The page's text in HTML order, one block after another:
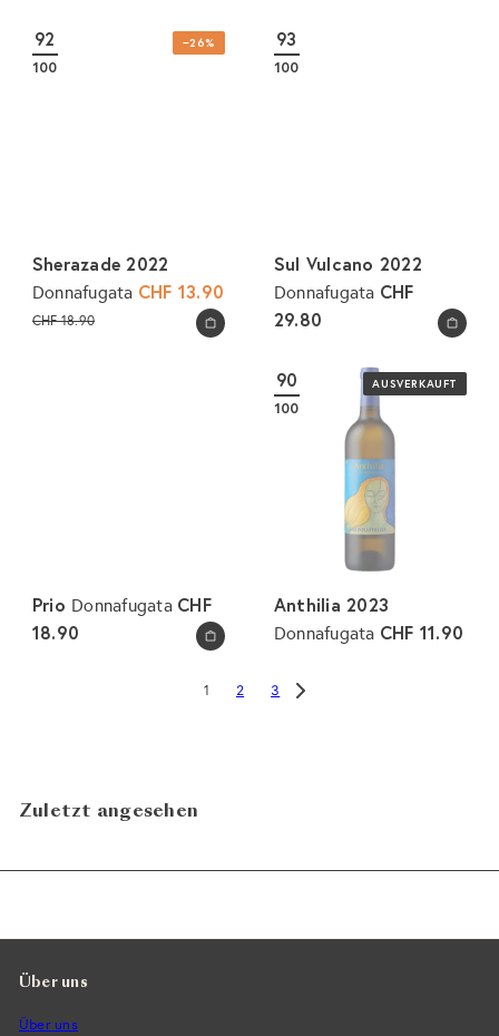
In den Warenkorb legen
−26%
92
100
Sherazade 2022
Donnafugata S
CHF 13.90
N
i
s
CHF 18.90 In den Warenkorb legen
93
100
Sul Vulcano 2022
Donnafugata CHF
29.80
In den Warenkorb legen
Prio Donnafugata CHF
18.90
AUSVERKAUFT
90
100
Anthilia 2023
Donnafugata CHF 11.90
1 2 3
Zuletzt angesehen
Über uns
Über uns